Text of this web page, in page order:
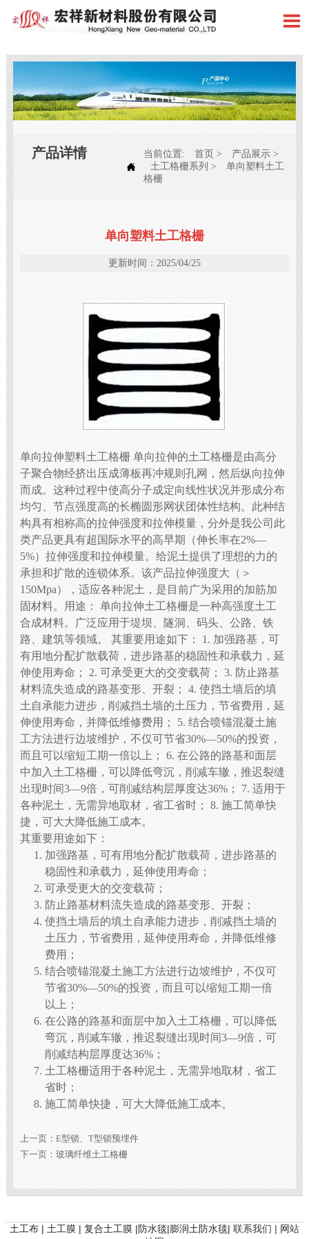

产品详情

当前位置: 首页 > 产品展示 >
土工格栅系列 >
单向塑料土工
格栅
单向塑料土工格栅
更新时间：2025/04/25
单向拉伸塑料土工格栅 单向拉伸的土工格栅是由高分
子聚合物经挤出压成薄板再冲规则孔网，然后纵向拉伸
而成。这种过程中使高分子成定向线性状况并形成分布
均匀、节点强度高的长椭圆形网状团体性结构。此种结
构具有相称高的拉伸强度和拉伸模量，分外是我公司此
类产品更具有超国际水平的高早期（伸长率在2%—
5%）拉伸强度和拉伸模量。给泥土提供了理想的力的
承担和扩散的连锁体系。该产品拉伸强度大（＞
150Mpa），适应各种泥土，是目前广为采用的加筋加
固材料。用途： 单向拉伸土工格栅是一种高强度土工
合成材料。广泛应用于堤坝、隧洞、码头、公路、铁
路、建筑等领域。 其重要用途如下： 1. 加强路基，可
有用地分配扩散载荷，进步路基的稳固性和承载力，延
伸使用寿命； 2. 可承受更大的交变载荷； 3. 防止路基
材料流失造成的路基变形、开裂； 4. 使挡土墙后的填
土自承能力进步，削减挡土墙的土压力，节省费用，延
伸使用寿命，并降低维修费用； 5. 结合喷锚混凝土施
工方法进行边坡维护，不仅可节省30%—50%的投资，
而且可以缩短工期一倍以上； 6. 在公路的路基和面层
中加入土工格栅，可以降低弯沉，削减车辙，推迟裂缝
出现时间3—9倍，可削减结构层厚度达36%； 7. 适用于
各种泥土，无需异地取材，省工省时； 8. 施工简单快
捷，可大大降低施工成本。
其重要用途如下：
加强路基，可有用地分配扩散载荷，进步路基的
稳固性和承载力，延伸使用寿命；
可承受更大的交变载荷；
防止路基材料流失造成的路基变形、开裂；
使挡土墙后的填土自承能力进步，削减挡土墙的
土压力，节省费用，延伸使用寿命，并降低维修
费用；
结合喷锚混凝土施工方法进行边坡维护，不仅可
节省30%—50%的投资，而且可以缩短工期一倍
以上；
在公路的路基和面层中加入土工格栅，可以降低
弯沉，削减车辙，推迟裂缝出现时间3—9倍，可
削减结构层厚度达36%；
土工格栅适用于各种泥土，无需异地取材，省工
省时；
施工简单快捷，可大大降低施工成本。
上一页： E型锁、T型锁预埋件
下一页： 玻璃纤维土工格栅
土工布 | 土工膜 | 复合土工膜 |防水毯|膨润土防水毯| 联系我们 | 网站